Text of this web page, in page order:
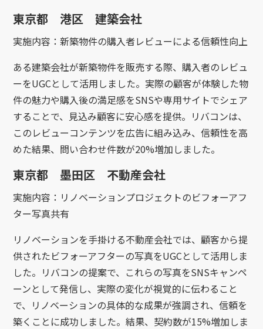
東京都 港区 建築会社
実施内容：新築物件の購入者レビューによる信頼性向上
ある建築会社が新築物件を販売する際、購入者のレビュ
ーをUGCとして活用しました。実際の顧客が体験した物
件の魅力や購入後の満足感をSNSや専用サイトでシェア
することで、見込み顧客に安心感を提供。リバコンは、
このレビューコンテンツを広告に組み込み、信頼性を高
めた結果、問い合わせ件数が20%増加しました。
東京都 墨田区 不動産会社
実施内容：リノベーションプロジェクトのビフォーアフ
ター写真共有
リノベーションを手掛ける不動産会社では、顧客から提
供されたビフォーアフターの写真をUGCとして活用しま
した。リバコンの提案で、これらの写真をSNSキャンペ
ーンとして発信し、実際の変化が視覚的に伝わること
で、リノベーションの具体的な成果が強調され、信頼を
築くことに成功しました。結果、契約数が15%増加しま